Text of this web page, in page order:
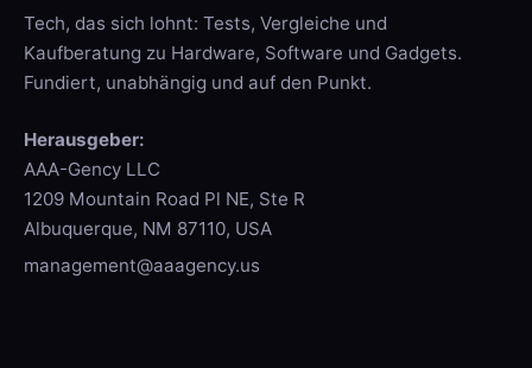
Tech, das sich lohnt: Tests, Vergleiche und
Kaufberatung zu Hardware, Software und Gadgets.
Fundiert, unabhängig und auf den Punkt.
Herausgeber:
AAA-Gency LLC
1209 Mountain Road Pl NE, Ste R
Albuquerque, NM 87110, USA
management@aaagency.us